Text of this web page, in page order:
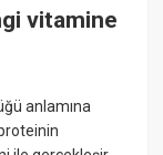
vitamine
anlamına